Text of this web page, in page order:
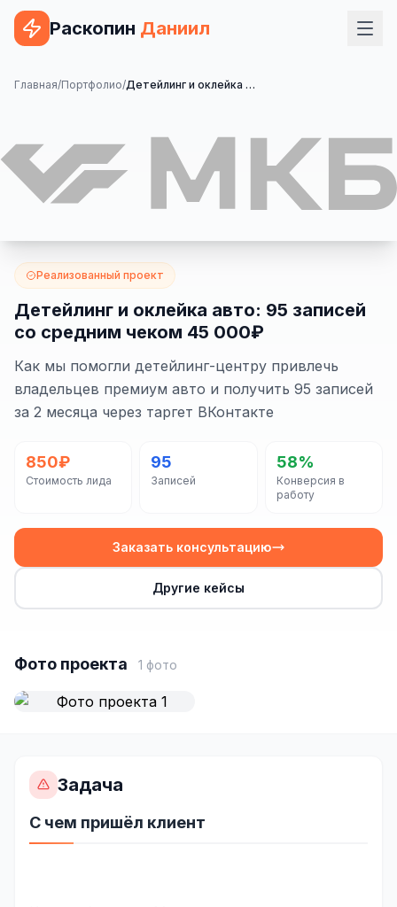
Раскопин Даниил
Услуги
Сайт на 1С-Битрикс
Сайт на WordPress
Сайт на OpenCart
Сайт на ModX
Сайт на Joomla
Сайт на Laravel
КОНТЕКСТНАЯ РЕКЛАМА
Яндекс.Директ
VK Реклама
ТАРГЕТИРОВАННАЯ РЕКЛАМА
Реклама в VK
Главная/Портфолио/ Детейлинг и оклейка авто: 95 записей со средним чеком 45 000₽
Реализованный проект
Детейлинг и оклейка авто: 95 записей
со средним чеком 45 000₽
Как мы помогли детейлинг-центру привлечь
владельцев премиум авто и получить 95 записей
за 2 месяца через таргет ВКонтакте
850₽
Стоимость лида
95
Записей
58%
Конверсия в
работу
Заказать консультацию
Другие кейсы
Фото проекта 1 фото
Задача
С чем пришёл клиент